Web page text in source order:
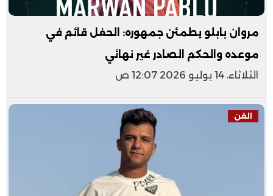
مروان بابلو يطمئن جمهوره: الحفل قائم في
موعده والحكم الصادر غير نهائي
الثلاثاء، 14 يوليو 2026 12:07 ص
الفن